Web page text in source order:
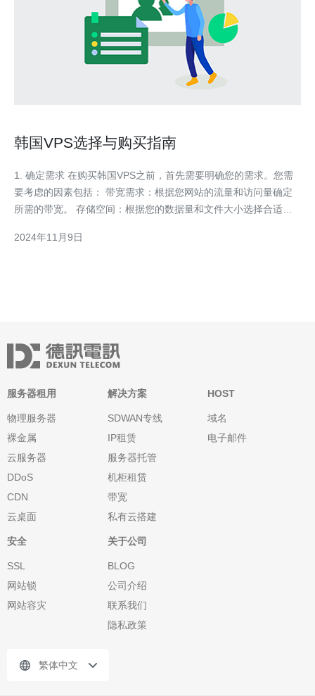
韩国VPS选择与购买指南
1. 确定需求 在购买韩国VPS之前，首先需要明确您的需求。您需
要考虑的因素包括： 带宽需求：根据您网站的流量和访问量确定
所需的带宽。 存储空间：根据您的数据量和文件大小选择合适的
大的CPU或更大的内存，可以选择相应配置的VPS。 技术支持：
2024年11月9日
服务器租用
物理服务器
裸金属
云服务器
DDoS
CDN
云桌面
解决方案
SDWAN专线
IP租赁
服务器托管
机柜租赁
带宽
私有云搭建
HOST
域名
电子邮件
安全
SSL
网站锁
网站容灾
关于公司
BLOG
公司介绍
联系我们
隐私政策
繁体中文